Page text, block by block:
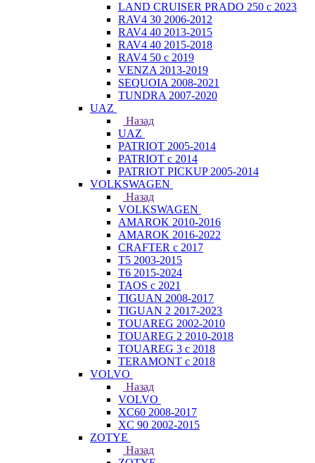
LAND CRUISER PRADO 250 с 2023
RAV4 30 2006-2012
RAV4 40 2013-2015
RAV4 40 2015-2018
RAV4 50 с 2019
VENZA 2013-2019
SEQUOIA 2008-2021
TUNDRA 2007-2020
UAZ
Назад
UAZ
PATRIOT 2005-2014
PATRIOT с 2014
PATRIOT PICKUP 2005-2014
VOLKSWAGEN
Назад
VOLKSWAGEN
AMAROK 2010-2016
AMAROK 2016-2022
CRAFTER с 2017
T5 2003-2015
T6 2015-2024
TAOS с 2021
TIGUAN 2008-2017
TIGUAN 2 2017-2023
TOUAREG 2002-2010
TOUAREG 2 2010-2018
TOUAREG 3 с 2018
TERAMONT с 2018
VOLVO
Назад
VOLVO
XC60 2008-2017
XC 90 2002-2015
ZOTYE
Назад